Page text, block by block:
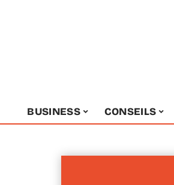
BUSINESS CONSEILS